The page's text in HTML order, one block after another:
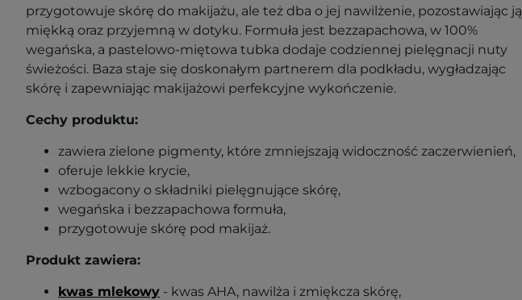
przygotowuje skórę do makijażu, ale też dba o jej nawilżenie, pozostawiając ją
miękką oraz przyjemną w dotyku. Formuła jest bezzapachowa, w 100%
wegańska, a pastelowo-miętowa tubka dodaje codziennej pielęgnacji nuty
świeżości. Baza staje się doskonałym partnerem dla podkładu, wygładzając
skórę i zapewniając makijażowi perfekcyjne wykończenie.
Cechy produktu:
zawiera zielone pigmenty, które zmniejszają widoczność zaczerwienień,
oferuje lekkie krycie,
wzbogacony o składniki pielęgnujące skórę,
wegańska i bezzapachowa formuła,
przygotowuje skórę pod makijaż.
Produkt zawiera:
kwas mlekowy - kwas AHA, nawilża i zmiękcza skórę,